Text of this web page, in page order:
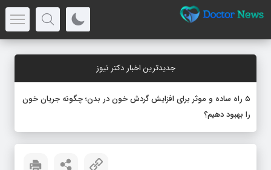
جدیدترین اخبار دکتر نیوز
۵ راه ساده و موثر برای افزایش گردش خون در بدن؛ چگونه جریان خون
را بهبود دهیم؟